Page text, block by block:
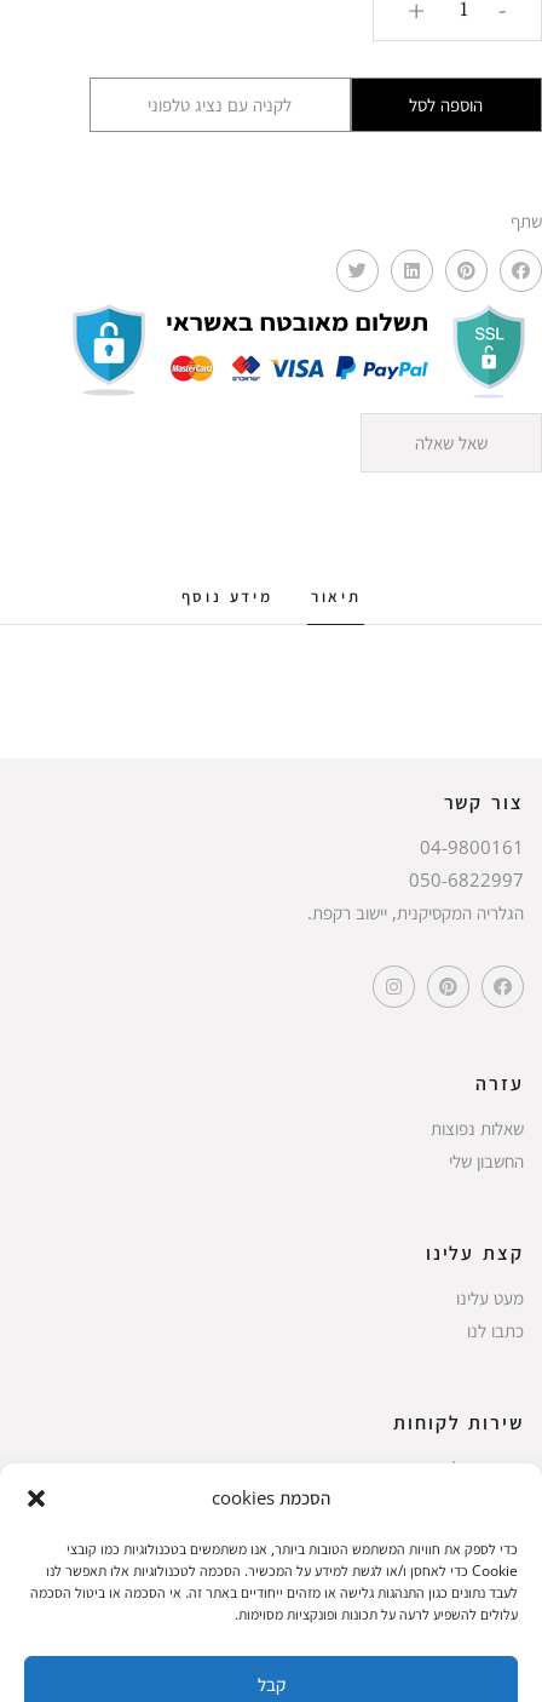
הסכמת cookies
כדי לספק את חוויות המשתמש הטובות ביותר, אנו משתמשים בטכנולוגיות כמו קובצי
Cookie כדי לאחסן ו/או לגשת למידע על המכשיר. הסכמה לטכנולוגיות אלו תאפשר לנו
לעבד נתונים כגון התנהגות גלישה או מזהים ייחודיים באתר זה. אי הסכמה או ביטול הסכמה
עלולים להשפיע לרעה על תכונות ופונקציות מסוימות.
קבל
-
+
הוספה לסל לקניה עם נציג טלפוני
שתף
שאל שאלה
תיאור מידע נוסף
צור קשר
04-9800161
050-6822997
הגלריה המקסיקנית, יישוב רקפת.
עזרה
שאלות נפוצות
החשבון שלי
קצת עלינו
מעט עלינו
כתבו לנו
שירות לקוחות
החשבון שלי
עגלת קניות
תקנון אתר